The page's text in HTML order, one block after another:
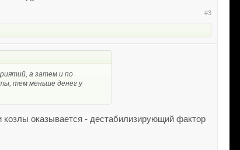
#3
а затем и по
тем меньше денег у
оказывается - дестабилизирующий фактор